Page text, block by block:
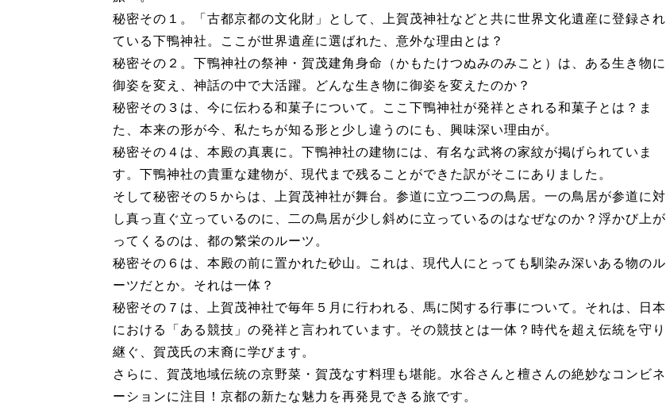
秘密その１。「古都京都の文化財」として、上賀茂神社などと共に世界文化遺産に登録され
ている下鴨神社。ここが世界遺産に選ばれた、意外な理由とは？
秘密その２。下鴨神社の祭神・賀茂建角身命（かもたけつぬみのみこと）は、ある生き物に
御姿を変え、神話の中で大活躍。どんな生き物に御姿を変えたのか？
秘密その３は、今に伝わる和菓子について。ここ下鴨神社が発祥とされる和菓子とは？ま
た、本来の形が今、私たちが知る形と少し違うのにも、興味深い理由が。
秘密その４は、本殿の真裏に。下鴨神社の建物には、有名な武将の家紋が掲げられていま
す。下鴨神社の貴重な建物が、現代まで残ることができた訳がそこにありました。
そして秘密その５からは、上賀茂神社が舞台。参道に立つ二つの鳥居。一の鳥居が参道に対
し真っ直ぐ立っているのに、二の鳥居が少し斜めに立っているのはなぜなのか？浮かび上が
ってくるのは、都の繁栄のルーツ。
秘密その６は、本殿の前に置かれた砂山。これは、現代人にとっても馴染み深いある物のル
ーツだとか。それは一体？
秘密その７は、上賀茂神社で毎年５月に行われる、馬に関する行事について。それは、日本
における「ある競技」の発祥と言われています。その競技とは一体？時代を超え伝統を守り
継ぐ、賀茂氏の末裔に学びます。
さらに、賀茂地域伝統の京野菜・賀茂なす料理も堪能。水谷さんと檀さんの絶妙なコンビネ
ーションに注目！京都の新たな魅力を再発見できる旅です。